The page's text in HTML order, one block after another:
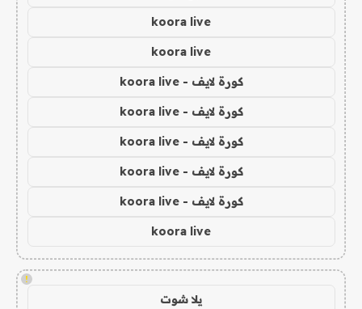
koora live
koora live
كورة لايف - koora live
كورة لايف - koora live
كورة لايف - koora live
كورة لايف - koora live
كورة لايف - koora live
koora live
!
يلا شوت